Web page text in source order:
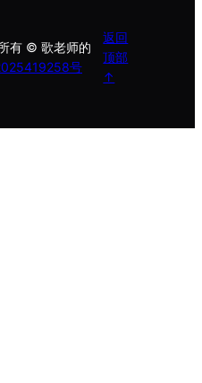
有 © 歌老师的
号
返回
顶部
↑